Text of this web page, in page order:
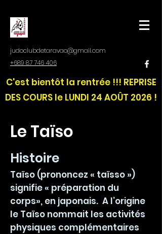
judoclubdetaravao@gmail.com
+689 87 746 406
C'est bientôt la rentrée !!! REPRISE
DES COURS le LUNDI 24 AOÛT 2026 !
Le Taïso
Histoire
Taïso (prononcez « taïsso »)
signifie « préparation du
corps», en japonais. A l’origine
le Taïso nommait les activités
physiques complémentaires